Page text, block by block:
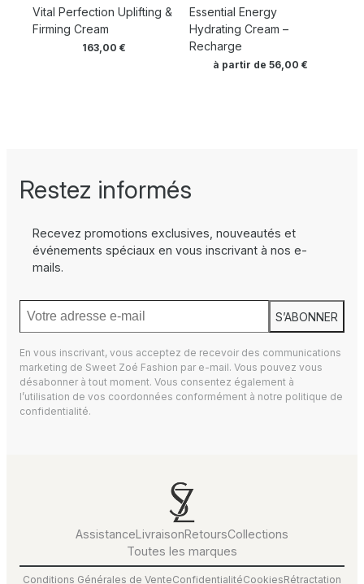
Vital Perfection Uplifting &
Firming Cream
163,00 €
Essential Energy
Hydrating Cream –
Recharge
à partir de 56,00 €
Restez informés
Recevez promotions exclusives, nouveautés et
événements spéciaux en vous inscrivant à nos e-
mails.
S’ABONNER
En vous inscrivant, vous acceptez de recevoir des communications
marketing de Sweet Zoé Fashion par e-mail. Vous pouvez vous
désabonner à tout moment. Vous consentez également à
l’utilisation de vos coordonnées conformément à notre politique de
confidentialité.
AssistanceLivraisonRetoursCollections
Toutes les marques
Conditions Générales de VenteConfidentialitéCookiesRétractation